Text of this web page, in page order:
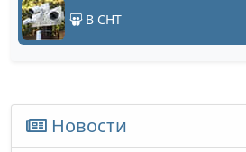
В СНТ
Новости